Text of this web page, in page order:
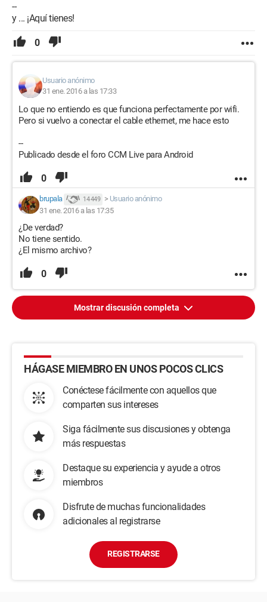
--
y ... ¡Aquí tienes!
0
Usuario anónimo
31 ene. 2016 a las 17:33
Lo que no entiendo es que funciona perfectamente por wifi.
Pero si vuelvo a conectar el cable ethernet, me hace esto
--
Publicado desde el foro CCM Live para Android
0
brupala 14 449 > Usuario anónimo
31 ene. 2016 a las 17:35
¿De verdad?
No tiene sentido.
¿El mismo archivo?
0
Mostrar discusión completa
HÁGASE MIEMBRO EN UNOS POCOS CLICS
Conéctese fácilmente con aquellos que
comparten sus intereses
Siga fácilmente sus discusiones y obtenga
más respuestas
Destaque su experiencia y ayude a otros
miembros
Disfrute de muchas funcionalidades
adicionales al registrarse
REGISTRARSE